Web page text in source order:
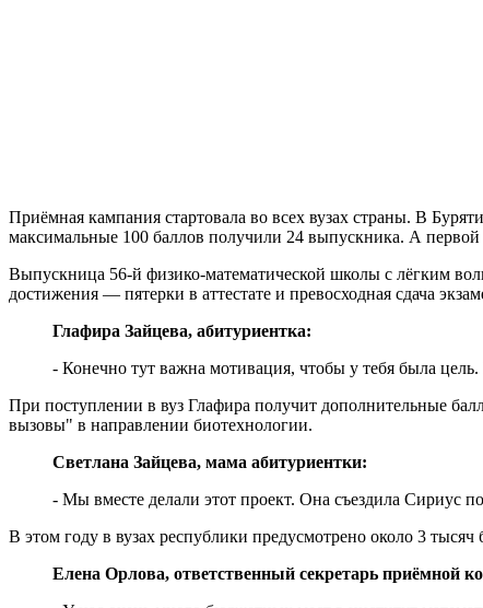
Приёмная кампания стартовала во всех вузах страны. В
максимальные 100 баллов получили 24 выпускника. А
Выпускница 56-й физико-математической школы с лёгким
достижения — пятерки в аттестате и превосходная сдача
Глафира Зайцева, абитуриентка:
- Конечно тут важна мотивация, чтобы у тебя была
При поступлении в вуз Глафира получит дополнительные
вызовы" в направлении биотехнологии.
Светлана Зайцева, мама абитуриентки:
- Мы вместе делали этот проект. Она съездила Сириус
В этом году в вузах республики предусмотрено около 3
Елена Орлова, ответственный секретарь приёмной